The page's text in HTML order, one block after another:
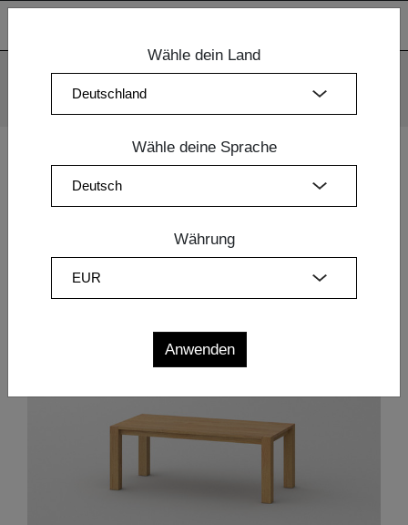
Webseiten sind Sie mit dem Einsatz der Cookies einverstanden.
Esszimmermöbel
Wähle dein Land
Wähle deine Sprache
Währung